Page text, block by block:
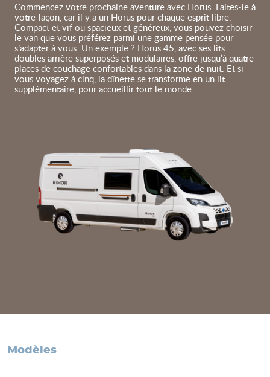
Commencez votre prochaine aventure avec Horus. Faites-le à
votre façon, car il y a un Horus pour chaque esprit libre.
Compact et vif ou spacieux et généreux, vous pouvez choisir
le van que vous préférez parmi une gamme pensée pour
s’adapter à vous. Un exemple ? Horus 45, avec ses lits
doubles arrière superposés et modulaires, offre jusqu’à quatre
places de couchage confortables dans la zone de nuit. Et si
vous voyagez à cinq, la dînette se transforme en un lit
supplémentaire, pour accueillir tout le monde.
modèles